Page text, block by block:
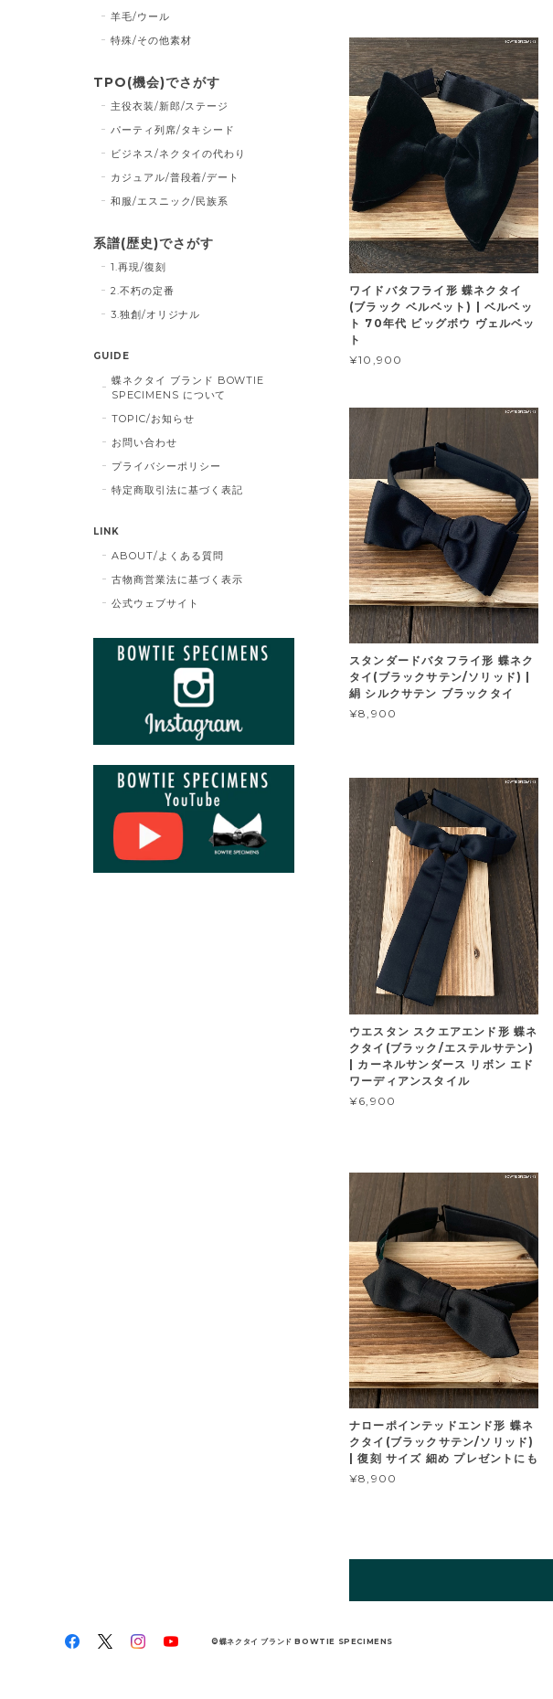
ワイドバタフライ形 蝶ネクタイ
(ブラック ベルベット) | ベルベッ
ト 70年代 ビッグボウ ヴェルベッ
ト
¥10,900
スタンダードバタフライ形 蝶ネク
タイ(ブラックサテン/ソリッド) |
絹 シルクサテン ブラックタイ
¥8,900
ウエスタン スクエアエンド形 蝶ネ
クタイ(ブラック/エステルサテン)
| カーネルサンダース リボン エド
ワーディアンスタイル
¥6,900
ナローポインテッドエンド形 蝶ネ
クタイ(ブラックサテン/ソリッド)
| 復刻 サイズ 細め プレゼントにも
¥8,900
羊毛/ウール
特殊/その他素材
TPO(機会)でさがす
主役衣装/新郎/ステージ
パーティ列席/タキシード
ビジネス/ネクタイの代わり
カジュアル/普段着/デート
和服/エスニック/民族系
系譜(歴史)でさがす
1.再現/復刻
2.不朽の定番
3.独創/オリジナル
GUIDE
蝶ネクタイ ブランド BOWTIE
SPECIMENS について
TOPIC/お知らせ
お問い合わせ
プライバシーポリシー
特定商取引法に基づく表記
LINK
ABOUT/よくある質問
古物商営業法に基づく表示
公式ウェブサイト
©蝶ネクタイ ブランド BOWTIE SPECIMENS